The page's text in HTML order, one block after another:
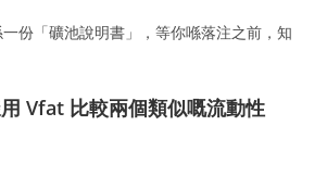
份「礦池說明書」，等你喺落注之前，知
Vfat 比較兩個類似嘅流動性